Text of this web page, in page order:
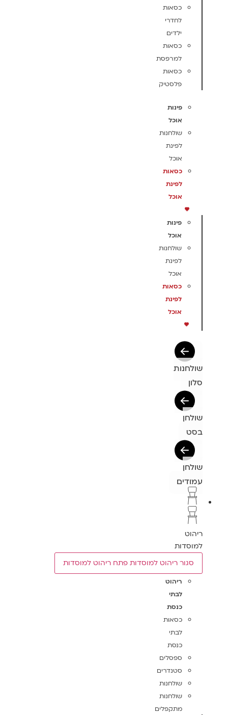
כסאות
לחדרי
ילדים
כסאות
למרפסת
כסאות
פלסטיק
פינות
אוכל
שולחנות
לפינת
אוכל
כסאות
לפינת
אוכל
פינות
אוכל
שולחנות
לפינת
אוכל
כסאות
לפינת
אוכל
שולחנות
סלון
שולחן
בסט
שולחן
עמודים
ריהוט
למוסדות
סגור ריהוט למוסדות פתח ריהוט למוסדות
ריהוט
לבתי
כנסת
כסאות
לבתי
כנסת
ספסלים
סטנדרים
שולחנות
שולחנות
מתקפלים